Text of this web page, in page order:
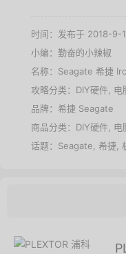
时间：发布于 2018-9-
小编：勤奋的小辣椒
名称： Seagate 希捷
攻略分类： DIY硬件 电
品牌： 希捷 Seagate
商品分类： DIY硬件 电
话题： Seagate 希捷